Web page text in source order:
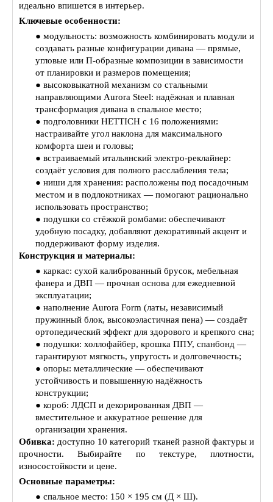
идеально впишется в интерьер.
Ключевые особенности:
● модульность: возможность комбинировать модули и
создавать разные конфигурации дивана — прямые,
угловые или П‑образные композиции в зависимости
от планировки и размеров помещения;
● высоковыкатной механизм со стальными
направляющими Aurora Steel: надёжная и плавная
трансформация дивана в спальное место;
● подголовники HETTICH с 16 положениями:
настраивайте угол наклона для максимального
комфорта шеи и головы;
● встраиваемый итальянский электро‑реклайнер:
создаёт условия для полного расслабления тела;
● ниши для хранения: расположены под посадочным
местом и в подлокотниках — помогают рационально
использовать пространство;
● подушки со стёжкой ромбами: обеспечивают
удобную посадку, добавляют декоративный акцент и
поддерживают форму изделия.
Конструкция и материалы:
● каркас: сухой калиброванный брусок, мебельная
фанера и ДВП — прочная основа для ежедневной
эксплуатации;
● наполнение Aurora Form (латы, независимый
пружинный блок, высокоэластичная пена) — создаёт
ортопедический эффект для здорового и крепкого сна;
● подушки: холлофайбер, крошка ППУ, спанбонд —
гарантируют мягкость, упругость и долговечность;
● опоры: металлические — обеспечивают
устойчивость и повышенную надёжность
конструкции;
● короб: ЛДСП и декорированная ДВП —
вместительное и аккуратное решение для
организации хранения.
Обивка: доступно 10 категорий тканей разной фактуры и
прочности. Выбирайте по текстуре, плотности,
износостойкости и цене.
Основные параметры:
● спальное место: 150 × 195 см (Д × Ш).